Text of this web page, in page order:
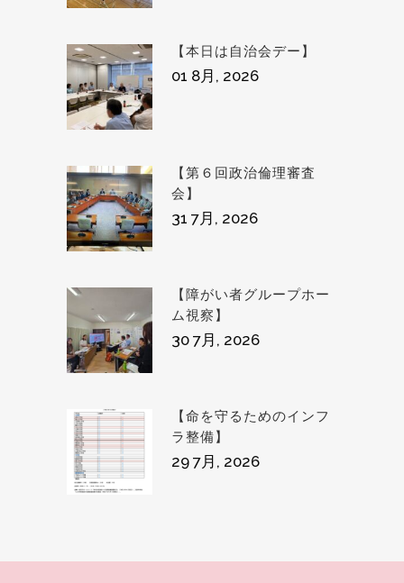
【本日は自治会デー】
01 8月, 2026
【第６回政治倫理審査
会】
31 7月, 2026
【障がい者グループホー
ム視察】
30 7月, 2026
【命を守るためのインフ
ラ整備】
29 7月, 2026